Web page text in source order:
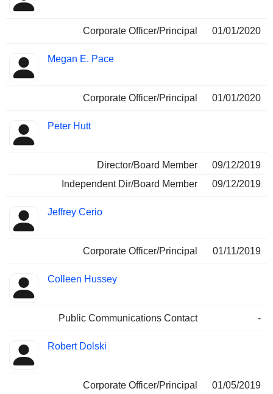
Corporate Officer/Principal 01/01/2020
Megan E. Pace
Corporate Officer/Principal 01/01/2020
Peter Hutt
Director/Board Member
09/12/2019
Independent Dir/Board Member
09/12/2019
Jeffrey Cerio
Corporate Officer/Principal 01/11/2019
Colleen Hussey
Public Communications Contact -
Robert Dolski
Corporate Officer/Principal 01/05/2019